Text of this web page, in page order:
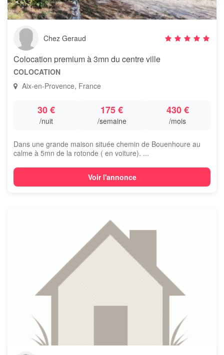
Chez Geraud
Colocation premium à 3mn du centre ville
COLOCATION
Aix-en-Provence, France
30 €
/nuit
175 €
/semaine
430 €
/mois
Dans une grande maison située chemin de Bouenhoure au
calme à 5mn de la rotonde ( en voiture). ...
Voir l'annonce